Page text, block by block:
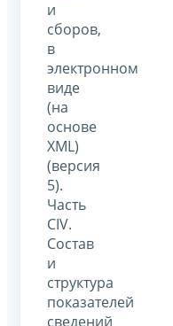
и
сборов,
в
электронном
виде
(на
основе
XML)
(версия
5).
Часть
CIV.
Состав
и
структура
показателей
сведений